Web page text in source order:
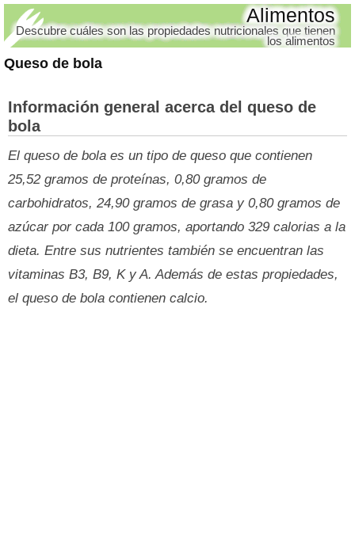
Queso de bola
Alimentos
Descubre cuáles son las propiedades nutricionales que tienen
los alimentos
Información general acerca del queso de
bola
El queso de bola es un tipo de queso que contienen
25,52 gramos de proteínas, 0,80 gramos de
carbohidratos, 24,90 gramos de grasa y 0,80 gramos de
azúcar por cada 100 gramos, aportando 329 calorias a la
dieta. Entre sus nutrientes también se encuentran las
vitaminas B3, B9, K y A. Además de estas propiedades,
el queso de bola contienen calcio.